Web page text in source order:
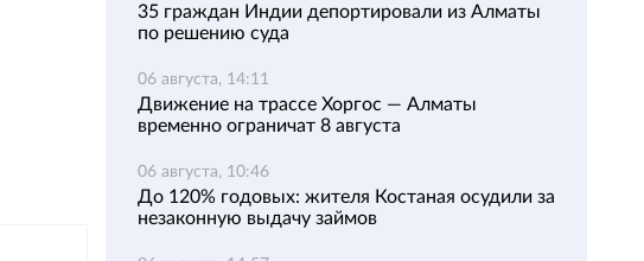
35 граждан Индии депортировали из Алматы
по решению суда
06 августа, 14:11
Движение на трассе Хоргос — Алматы
временно ограничат 8 августа
06 августа, 10:46
До 120% годовых: жителя Костаная осудили за
незаконную выдачу займов